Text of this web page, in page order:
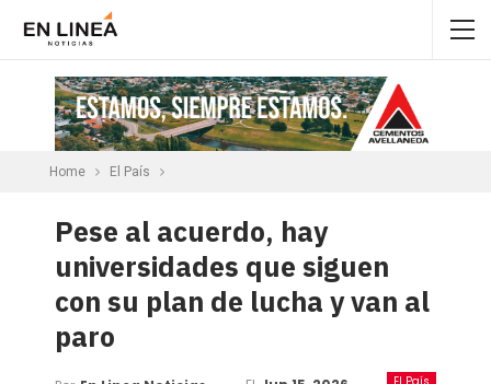
Home El País
Pese al acuerdo, hay
universidades que siguen
con su plan de lucha y van al
paro